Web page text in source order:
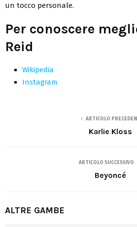
un tocco personale.
Per conoscere
Reid
Wikipedia
Instagram
ARTICOLO
Karlie Kloss
ARTICOLO SUCCESSIVO
Beyoncé
ALTRE GAMBE